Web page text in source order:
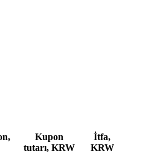
Kupon
tutarı, KRW
İtfa,
KRW